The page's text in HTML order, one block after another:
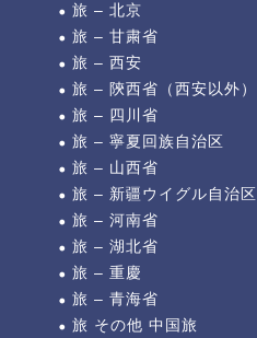
旅 – 北京
旅 – 甘粛省
旅 – 西安
旅 – 陝西省（西安以外）
旅 – 四川省
旅 – 寧夏回族自治区
旅 – 山西省
旅 – 新疆ウイグル自治区
旅 – 河南省
旅 – 湖北省
旅 – 重慶
旅 – 青海省
旅 その他 中国旅